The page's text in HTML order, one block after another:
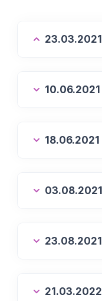
23.03.2021
10.06.2021
18.06.2021
03.08.2021
23.08.2021
21.03.2022